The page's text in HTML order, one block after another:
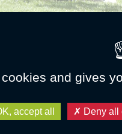
and gives
accept all Deny all